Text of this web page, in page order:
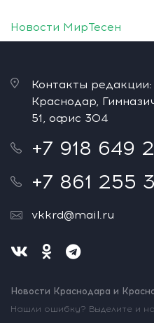
Новости МирТесен
Контакты редакции:
Краснодар,
51, офис 304
+7 918 649
+7 861 255
vkkrd@mail.ru
Новости Краснодара и
Нашли ошибку? Выделите и